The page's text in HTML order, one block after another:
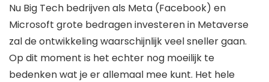
Nu Big Tech bedrijven als Meta (Facebook) en
Microsoft grote bedragen investeren in Metaverse
zal de ontwikkeling waarschijnlijk veel sneller gaan.
Op dit moment is het echter nog moeilijk te
bedenken wat je er allemaal mee kunt. Het hele